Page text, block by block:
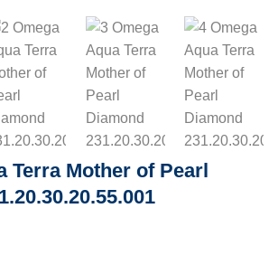
Terra Mother of Pearl